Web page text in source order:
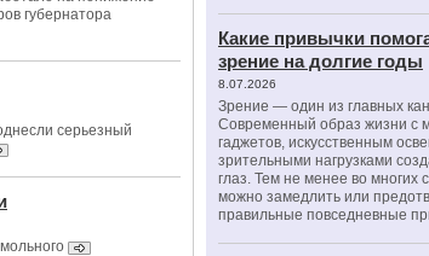
губернатора
серьезный
Какие привычки
зрение на долгие годы
8.07.2026
Зрение — один из главных
Современный образ жизни с
гаджетов, искусственным
зрительными нагрузками
глаз. Тем не менее во многих
можно замедлить или
правильные повседневные